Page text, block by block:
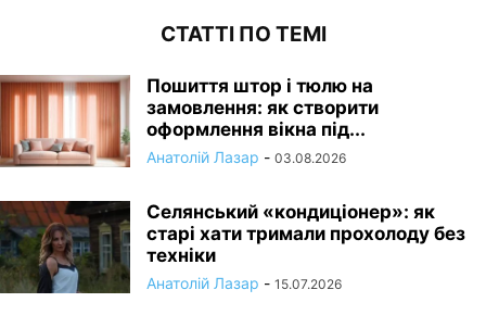
СТАТТІ ПО ТЕМІ
Пошиття штор і тюлю на
замовлення: як створити
оформлення вікна під...
Анатолій Лазар - 03.08.2026
Селянський «кондиціонер»: як
старі хати тримали прохолоду без
техніки
Анатолій Лазар - 15.07.2026